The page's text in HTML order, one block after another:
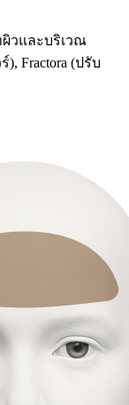
ผิวและบริเวณ
Fractora (ปรับ